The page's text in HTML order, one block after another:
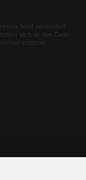
verändert
sich in der Datei